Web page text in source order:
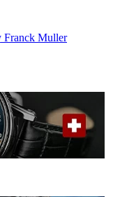
Franck Muller